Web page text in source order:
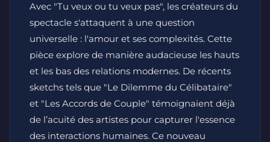
Avec "Tu veux ou tu veux pas", les créateurs du
spectacle s'attaquent à une question
universelle : l'amour et ses complexités. Cette
pièce explore de manière audacieuse les hauts
et les bas des relations modernes. De récents
sketchs tels que "Le Dilemme du Célibataire"
et "Les Accords de Couple" témoignaient déjà
de l’acuité des artistes pour capturer l'essence
des interactions humaines. Ce nouveau